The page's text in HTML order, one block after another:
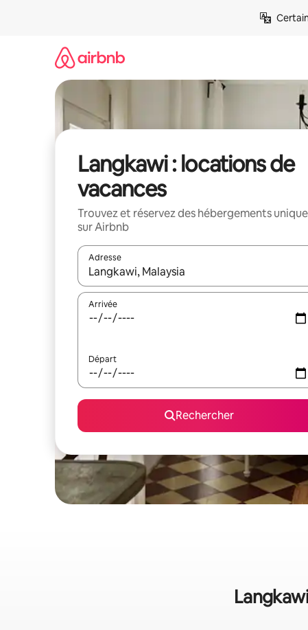
Langkawi : locations de
vacances
Trouvez et réservez des hébergements
sur Airbnb
Adresse
Lorsque les résultats s'affichent, utilisez les
Arrivée
Départ
Rechercher